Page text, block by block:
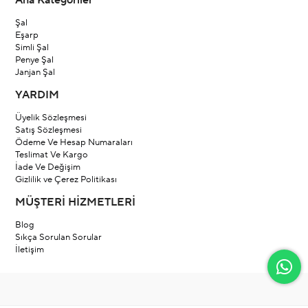
Şal
Eşarp
Simli Şal
Penye Şal
Janjan Şal
YARDIM
Üyelik Sözleşmesi
Satış Sözleşmesi
Ödeme Ve Hesap Numaraları
Teslimat Ve Kargo
İade Ve Değişim
Gizlilik ve Çerez Politikası
MÜŞTERİ HİZMETLERİ
Blog
Sıkça Sorulan Sorular
İletişim